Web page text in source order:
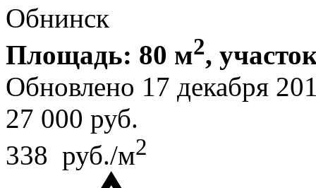
Обнинск
Площадь: 80 м2,
Обновлено 17 декабря
27 000 руб.
338 руб./м2